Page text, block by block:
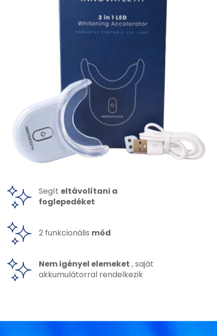
Segít eltávolítani a
foglepedéket
2 funkcionális mód
Nem igényel elemeket , saját
akkumulátorral rendelkezik